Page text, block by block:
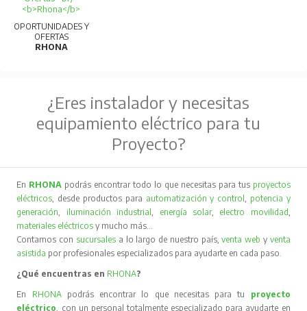
OPORTUNIDADES Y
OFERTAS
RHONA
¿Eres instalador y necesitas
equipamiento eléctrico para tu
Proyecto?
En RHONA podrás encontrar todo lo que necesitas para tus proyectos
eléctricos , desde productos para automatización y control
potencia y
generación
iluminación industrial energía solar, electro movilidad
materiales eléctricos y mucho más…
Contamos con sucursales a lo largo de nuestro país,venta web y venta
asistida por profesionales especializados para ayudarte en cada paso.
¿Qué encuentras en RHONA?
En RHONA podrás encontrar lo que necesitas para tu proyecto
eléctrico , con un personal totalmente especializado para ayudarte en